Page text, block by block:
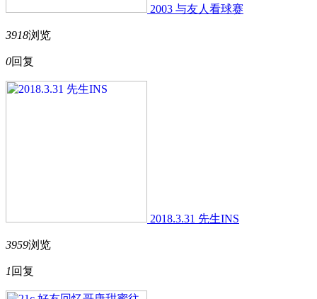
2003 与友人看球赛
3918浏览
0回复
2018.3.31 先生INS
3959浏览
1 回复